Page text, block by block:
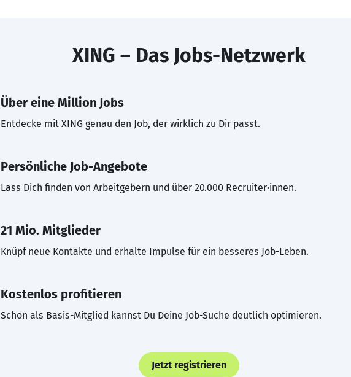
XING – Das Jobs-Netzwerk
Über eine Million Jobs
Entdecke mit XING genau den Job, der wirklich zu Dir passt.
Persönliche Job-Angebote
Lass Dich finden von Arbeitgebern und über 20.000 Recruiter·innen.
21 Mio. Mitglieder
Knüpf neue Kontakte und erhalte Impulse für ein besseres Job-Leben.
Kostenlos profitieren
Schon als Basis-Mitglied kannst Du Deine Job-Suche deutlich optimieren.
Jetzt registrieren